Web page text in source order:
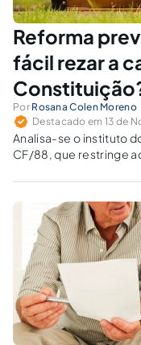
Reforma
fácil rezar a
Por Rosana Colen Moreno
Destacado em 13 de
Analisa-se o instituto
CF/88, que restringe
previdência.